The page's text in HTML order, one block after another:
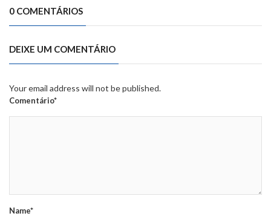
0 COMENTÁRIOS
DEIXE UM COMENTÁRIO
Your email address will not be published.
Comentário*
Name*